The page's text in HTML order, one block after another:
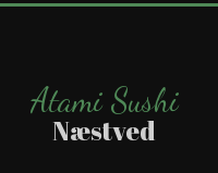
Atami Sushi
Næstved